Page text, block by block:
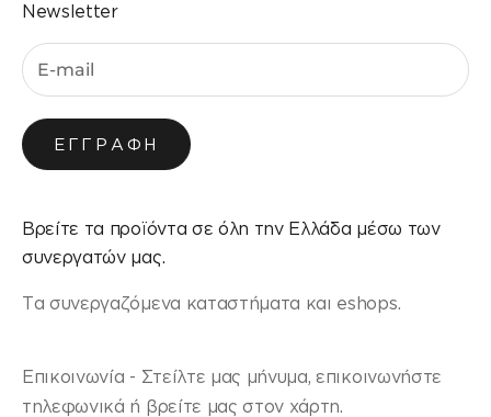
Newsletter
ΕΓΓΡΑΦΉ
Βρείτε τα προϊόντα σε όλη την Ελλάδα μέσω των
συνεργατών μας.
Τα συνεργαζόμενα καταστήματα και eshops.
Επικοινωνία - Στείλτε μας μήνυμα, επικοινωνήστε
τηλεφωνικά ή βρείτε μας στον χάρτη.